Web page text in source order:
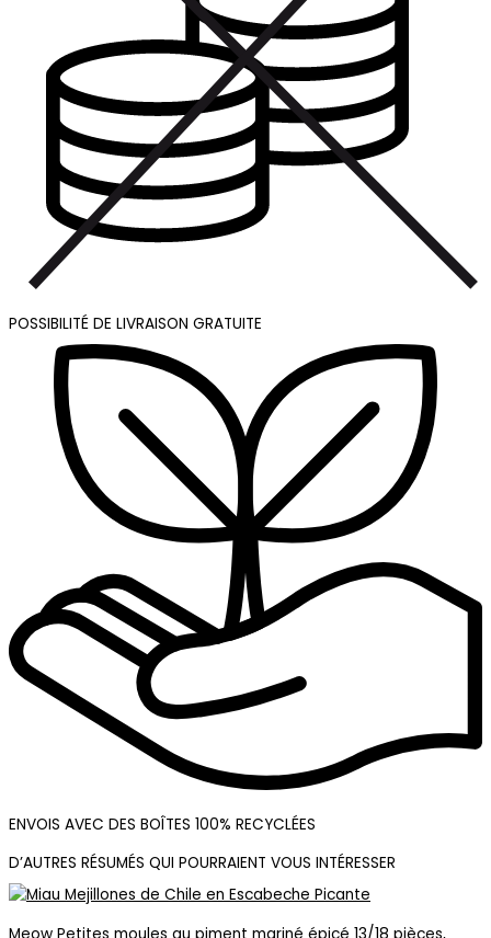
POSSIBILITÉ DE LIVRAISON GRATUITE
ENVOIS AVEC DES BOÎTES 100% RECYCLÉES
D’AUTRES RÉSUMÉS QUI POURRAIENT VOUS INTÉRESSER